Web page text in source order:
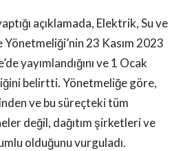
açıklamada, Elektrik, Su ve
Yönetmeliği’nin 23 Kasım 2023
yayımlandığını ve 1 Ocak
belirtti. Yönetmeliğe göre,
ve bu süreçteki tüm
değil, dağıtım şirketleri ve
olduğunu vurguladı.